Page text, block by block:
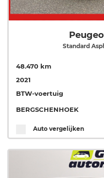
Standard
48.470 km
2021
BTW-voertuig
BERGSCHENHOEK
Auto vergelijken